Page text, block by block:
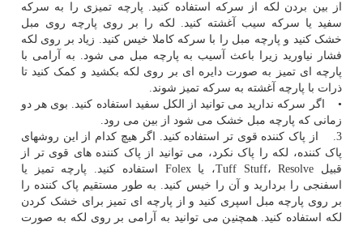
از بین بردن لکه از سرکه استفاده کنید. پارچه تمیزی را به سرکه
سفید یا سرکه سیب آغشته کنید. لکه را بر روی پارچه روی مبل
خشک کنید و پارچه مبل را با سرکه کاملا خیس کنید. زیاد بر روی لکه
فشار نیاورید زیرا باعث آسیب به پارچه مبل می شود. به آرامی با
پارچه ای تمیز به صورت دایره ای بر روی لکه بکشید و کمک کنید تا
ذرات با پارچه آغشته به سرکه تمیز شوند.
• اگر سرکه ندارید می توانید از الکل سفید استفاده کنید. بوی هر دو
زمانی که پارچه مبل خشک می شود از بین می رود.
3. از پاک کننده قوی تر استفاده کنید. اگر هیچ کدام از این روشهای
پاک کننده، لکه را پاک نکرد، می توانید از پاک کننده های قوی تر از
قبیل Tuff Stuff، Resolve، یا Folex استفاده کنید. پارچه تمیز یا
اسفنجی را بردارید و آن را خیس کنید. به طور مستقیم پاک کننده را
بر روی پارچه مبل اسپری کنید و از پارچه ای تمیز برای خشک کردن
لکه استفاده کنید. همچنین می توانید به آرامی بر روی لکه به صورت